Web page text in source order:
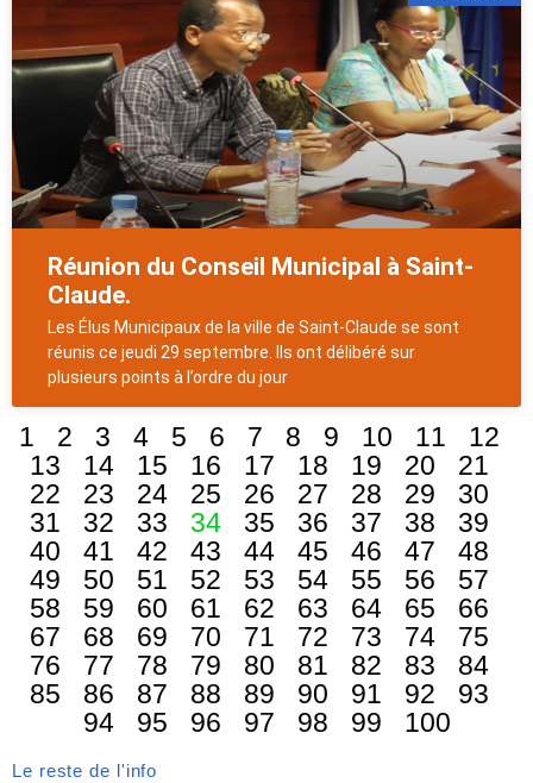
Réunion du Conseil Municipal à Saint-
Claude.
Les Élus Municipaux de la ville de Saint-Claude se sont
réunis ce jeudi 29 septembre. Ils ont délibéré sur
plusieurs points à l’ordre du jour
1 2 3 4 5 6 7 8 9 10 11
12
13
14 15 16 17 18 19 20
21
22
23 24 25 26 27 28 29
30
31
32 33 34 35 36 37 38
39
40
41 42 43 44 45 46 47
48
49
50 51 52 53 54 55 56
57
58
59 60 61 62 63 64 65
66
67
68 69 70 71 72 73 74
75
76
77 78 79 80 81 82 83
84
85
86 87 88 89 90 91 92
93
94
95 96 97 98 99 100
Le reste de l'info